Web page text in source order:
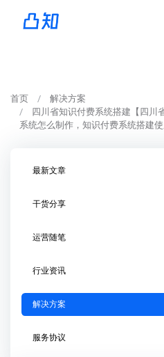
首页
解决方案
四川省知识付费系统搭建【四川
系统怎么制作，知识付费系统搭建使
最新文章
干货分享
运营随笔
行业资讯
解决方案
服务协议